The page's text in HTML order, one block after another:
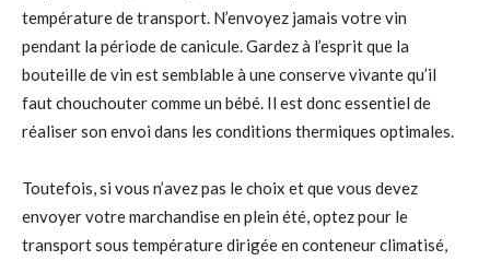
température de transport. N’envoyez jamais votre vin
pendant la période de canicule. Gardez à l’esprit que la
bouteille de vin est semblable à une conserve vivante qu’il
faut chouchouter comme un bébé. Il est donc essentiel de
réaliser son envoi dans les conditions thermiques optimales.
Toutefois, si vous n’avez pas le choix et que vous devez
envoyer votre marchandise en plein été, optez pour le
transport sous température dirigée en conteneur climatisé,